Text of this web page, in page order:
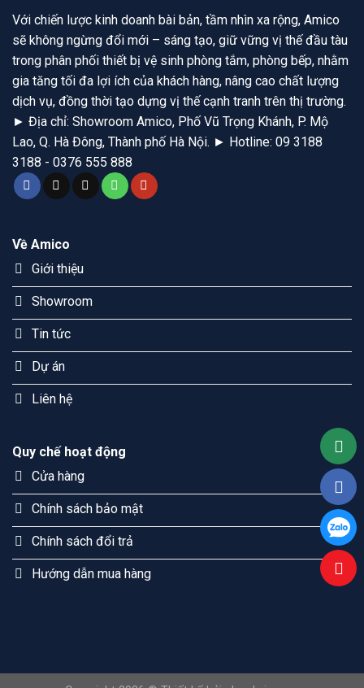
Với chiến lược kinh doanh bài bản, tầm nhìn xa rộng, Amico
sẽ không ngừng đổi mới – sáng tạo, giữ vững vị thế đầu tàu
trong phân phối thiết bị vệ sinh phòng tắm, phòng bếp, nhằm
gia tăng tối đa lợi ích của khách hàng, nâng cao chất lượng
dịch vụ, đồng thời tạo dựng vị thế cạnh tranh trên thị trường.
► Địa chỉ: Showroom Amico, Phố Vũ Trọng Khánh, P. Mộ
Lao, Q. Hà Đông, Thành phố Hà Nội. ► Hotline: 09 3188
3188 - 0376 555 888
Về Amico
Giới thiệu
Showroom
Tin tức
Dự án
Liên hệ
Quy chế hoạt động
Cửa hàng
Chính sách bảo mật
Chính sách đổi trả
Hướng dẫn mua hàng